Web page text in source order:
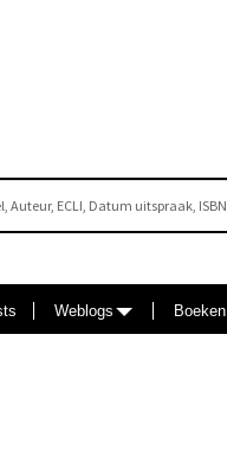
Weblogs Boeken